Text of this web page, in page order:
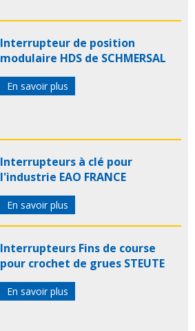
Interrupteur de position
modulaire HDS de SCHMERSAL
En savoir plus
Interrupteurs à clé pour
l'industrie EAO FRANCE
En savoir plus
Interrupteurs Fins de course
pour crochet de grues STEUTE
En savoir plus